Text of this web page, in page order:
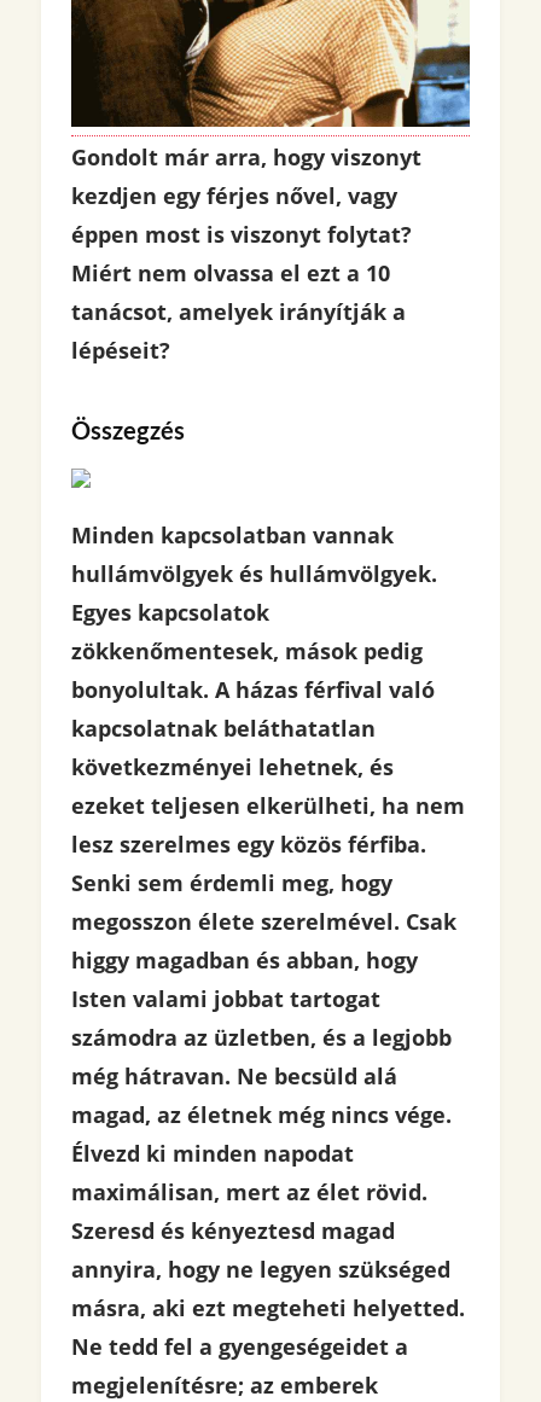
Gondolt már arra, hogy viszonyt
kezdjen egy férjes nővel, vagy
éppen most is viszonyt folytat?
Miért nem olvassa el ezt a 10
tanácsot, amelyek irányítják a
lépéseit?
Összegzés
Minden kapcsolatban vannak
hullámvölgyek és hullámvölgyek.
Egyes kapcsolatok
zökkenőmentesek, mások pedig
bonyolultak. A házas férfival való
kapcsolatnak beláthatatlan
következményei lehetnek, és
ezeket teljesen elkerülheti, ha nem
lesz szerelmes egy közös férfiba.
Senki sem érdemli meg, hogy
megosszon élete szerelmével. Csak
higgy magadban és abban, hogy
Isten valami jobbat tartogat
számodra az üzletben, és a legjobb
még hátravan. Ne becsüld alá
magad, az életnek még nincs vége.
Élvezd ki minden napodat
maximálisan, mert az élet rövid.
Szeresd és kényeztesd magad
annyira, hogy ne legyen szükséged
másra, aki ezt megteheti helyetted.
Ne tedd fel a gyengeségeidet a
megjelenítésre; az emberek